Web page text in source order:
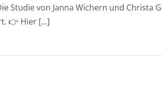
Studie von Janna Wichern und Christa
👉 Hier [...]